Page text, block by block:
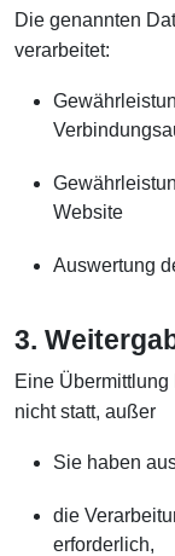
Die genannten
verarbeitet:
Website
Auswertung
3.
Eine
nicht statt, außer
Sie haben
die
erforderlich,